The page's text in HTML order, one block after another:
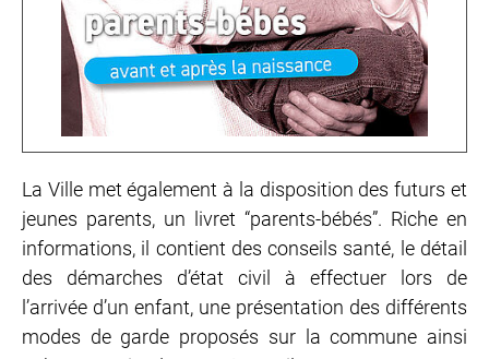
La Ville met également à la disposition des futurs et
jeunes parents, un livret “parents-bébés”. Riche en
informations, il contient des conseils santé, le détail
des démarches d’état civil à effectuer lors de
l’arrivée d’un enfant, une présentation des différents
modes de garde proposés sur la commune ainsi